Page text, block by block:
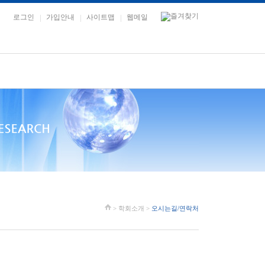
로그인 가입안내 사이트맵 웹메일
> 학회소개 > 오시는길/연락처